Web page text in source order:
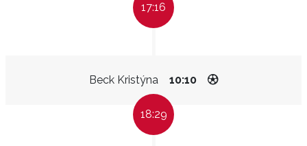
17:16
Beck Kristýna 10:10
18:29